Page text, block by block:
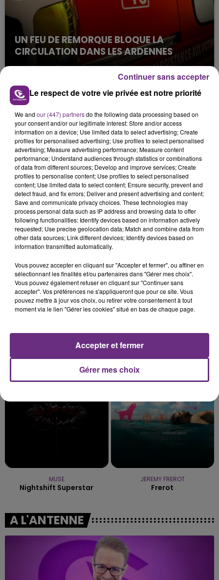
UN FEU DE REMORQUE BLOQUE LA
CIRCULATION DANS LES ARDENNES
Un feu de remorque s'est déclaré ce mercredi en
VENEZ FÊTER CE WEEK-END
L'ANNIVERSAIRE DE WOINIC
Ce samedi 8 août sera un grand jour :
l'anniversaire du plus gros sanglier du monde.
Une fête est donc organisée et vous êtes tous
conviés !
TITRES DIFFUSÉS
0h51
0h51
CALVIN HARRIS FEAT. RIHANNA
This Is What You Came For
0h44
0h44
MUSE
Nightshift Superstar
0h42
0h42
JEREMY FREROT
Frerot
A L'ANTENNE
Le respect de votre vie privée est notre priorité
We and our (447) partnersdo the following data processing based on
your consent and/or our legitimate interest: Store and/or access
information on a device; Use limited data to select advertising; Create
profiles for personalised advertising; Use profiles to select personalised
advertising; Measure advertising performance; Measure content
performance; Understand audiences through statistics or combinations
of data from different sources; Develop and improve services; Create
profiles to personalise content; Use profiles to select personalised
content; Use limited data to select content; Ensure security, prevent and
detect fraud, and fix errors; Deliver and present advertising and content;
Save and communicate privacy choices. These technologies may
process personal data such as IP address and browsing data to offer
following functionalities: Identify devices based on information actively
requested; Use precise geolocation data; Match and combine data from
other data sources; Link different devices; Identify devices based on
information transmitted automatically.
Vous pouvez accepter en cliquant sur "Accepter et fermer", ou affiner en
sélectionnant les finalités et/ou partenaires dans "Gérer mes choix".
Vous pouvez également refuser en cliquant sur "Continuer sans
accepter". Vos préférences ne s'appliqueront que pour ce site. Vous
pouvez mettre à jour vos choix, ou retirer votre consentement à tout
moment via le lien "Gérer les cookies" situé en bas de chaque page.
Gérer mes choix
Accepter et fermer
Continuer sans accepter